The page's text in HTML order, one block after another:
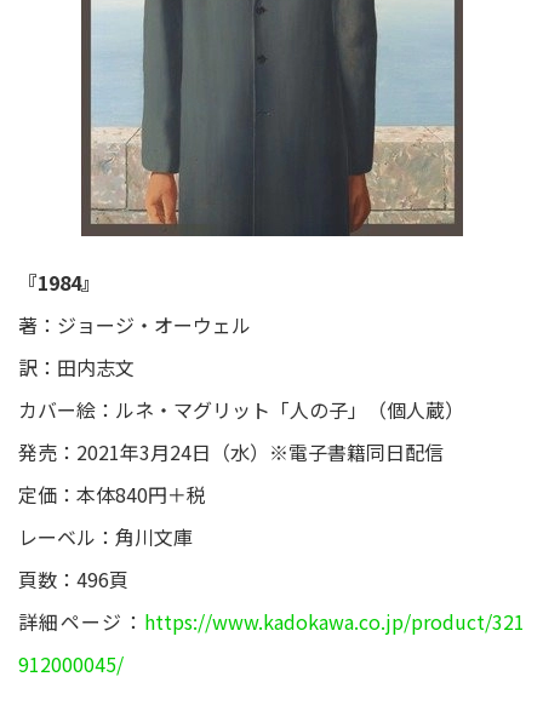
『1984』
著：ジョージ・オーウェル
訳：田内志文
カバー絵：ルネ・マグリット「人の子」（個人蔵）
発売：2021年3月24日（水）※電子書籍同日配信
定価：本体840円＋税
レーベル：角川文庫
頁数：496頁
詳細ページ： https://www.kadokawa.co.jp/product/321
912000045/